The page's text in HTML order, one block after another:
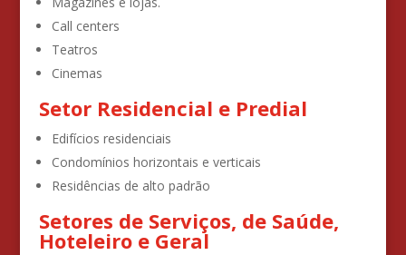
Call centers
Teatros
Cinemas
Setor Residencial e Predial
Edifícios residenciais
Condomínios horizontais e verticais
Residências de alto padrão
Setores de Serviços, de Saúde,
Hoteleiro e Geral